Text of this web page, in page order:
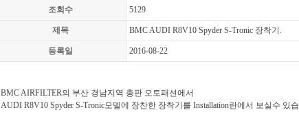
조회수 5129
제목 BMC AUDI R8V10 Spyder S-Tronic 장착기.
등록일 2016-08-22
BMC AIRFILTER의 부산 경남지역 총판 오토패션에서
AUDI R8V10 Spyder S-Tronic모델에 장찬한 장착기를 Installation란에서 보실수 있